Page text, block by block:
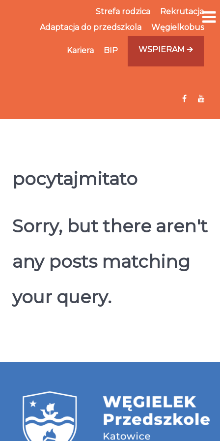
Strefa rodzica
Rekrutacja
Adaptacja do przedszkola
Węgielkobus
Kariera BIP WSPIERAM 🡪
pocytajmitato
Sorry, but there aren't
any posts matching
your query.